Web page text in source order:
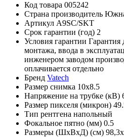
Код товара 005242
Страна производитель
Артикул A9SC/SKT
Срок гарантии (год) 2
Условия гарантии Гарантия
монтажа, ввода в
инженером заводом
оплачивается отдельно
Бренд Vatech
Размер снимка 10х8.5
Напряжение на трубке (кВ)
Размер пикселя (микрон)
Тип рентгена напольный
Фокальное пятно (мм) 0.5
Размеры (ШхВхД) (см)